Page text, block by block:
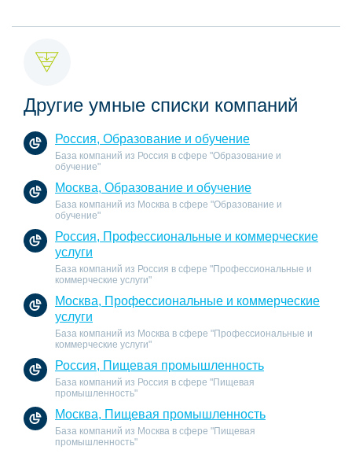
Другие умные списки компаний
Россия, Образование и обучение
База компаний из Россия в сфере "Образование и
обучение"
Москва, Образование и обучение
База компаний из Москва в сфере "Образование и
обучение"
Россия, Профессиональные и коммерческие
услуги
База компаний из Россия в сфере "Профессиональные и
коммерческие услуги"
Москва, Профессиональные и коммерческие
услуги
База компаний из Москва в сфере "Профессиональные и
коммерческие услуги"
Россия, Пищевая промышленность
База компаний из Россия в сфере "Пищевая
промышленность"
Москва, Пищевая промышленность
База компаний из Москва в сфере "Пищевая
промышленность"